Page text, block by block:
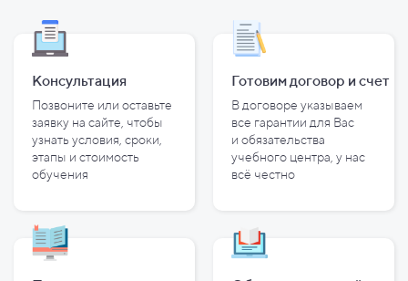
Консультация
Позвоните или оставьте
заявку на сайте, чтобы
узнать условия, сроки,
этапы и стоимость
обучения
Готовим договор и счет
В договоре указываем
все гарантии для Вас
и обязательства
учебного центра, у нас
всё честно